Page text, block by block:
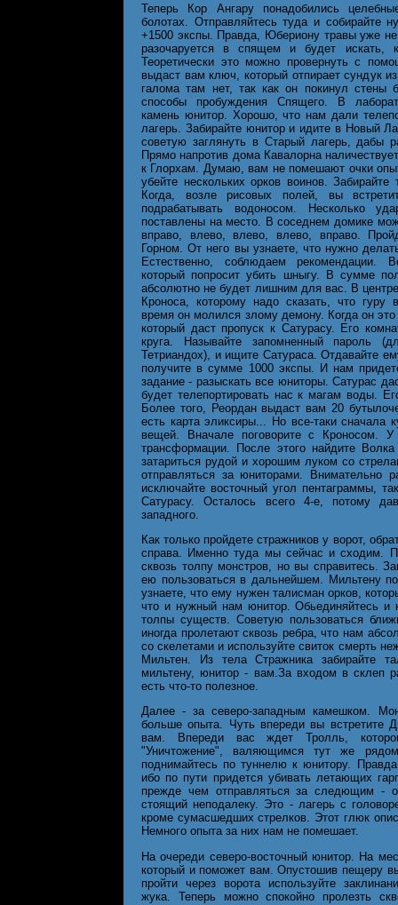
Теперь Кор Ангару понадобились
болотах. Отправляйтесь туда и собирайте
+1500 экспы. Правда, Юбериону травы уже
разочаруется в спящем и будет искать,
Теоретически это можно провернуть с
выдаст вам ключ, который отпирает сундук
галома там нет, так как он покинул стены
способы пробуждения Спящего. В
камень юнитор. Хорошо, что нам дали
лагерь. Забирайте юнитор и идите в Новый
советую заглянуть в Старый лагерь, дабы
Прямо напротив дома Кавалорна
к Глорхам. Думаю, вам не помешают очки
убейте нескольких орков воинов.
Когда, возле рисовых полей, вы
подрабатывать водоносом. Несколько
поставлены на место. В соседнем домике
вправо, влево, влево, влево, вправо.
Горном. От него вы узнаете, что нужно
Естественно, соблюдаем рекомендации.
который попросит убить шныгу. В сумме
абсолютно не будет лишним для вас. В
Кроноса, которому надо сказать, что гуру
время он молился злому демону. Когда он
который даст пропуск к Сатурасу. Его
круга. Называйте запомненный пароль
Тетриандох), и ищите Сатураса. Отдавайте
получите в сумме 1000 экспы. И нам
задание - разыскать все юниторы. Сатурас
будет телепортировать нас к магам воды.
Более того, Реордан выдаст вам 20
есть карта эликсиры... Но все-таки сначала
вещей. Вначале поговорите с Кроносом. У
трансформации. После этого найдите
затариться рудой и хорошим луком со
отправляться за юниторами. Внимательно
исключайте восточный угол пентаграммы,
Сатурасу. Осталось всего 4-е, потому
западного.
Как только пройдете стражников у ворот,
справа. Именно туда мы сейчас и сходим.
сквозь толпу монстров, но вы справитесь.
ею пользоваться в дальнейшем. Мильтену
узнаете, что ему нужен талисман орков,
что и нужный нам юнитор. Обьединяйтесь и
толпы существ. Советую пользоваться
иногда пролетают сквозь ребра, что нам
со скелетами и используйте свиток смерть
Мильтен. Из тела Стражника забирайте
мильтену, юнитор - вам.За входом в склеп
есть что-то полезное.
Далее - за северо-западным камешком.
больше опыта. Чуть впереди вы встретите
вам. Впереди вас ждет Тролль,
"Уничтожение", валяющимся тут же
поднимайтесь по туннелю к юнитору.
ибо по пути придется убивать летающих
прежде чем отправляться за следющим -
стоящий неподалеку. Это - лагерь с
кроме сумасшедших стрелков. Этот глюк
Немного опыта за них нам не помешает.
На очереди северо-восточный юнитор. На
который и поможет вам. Опустошив пещеру
пройти через ворота используйте
жука. Теперь можно спокойно пролезть